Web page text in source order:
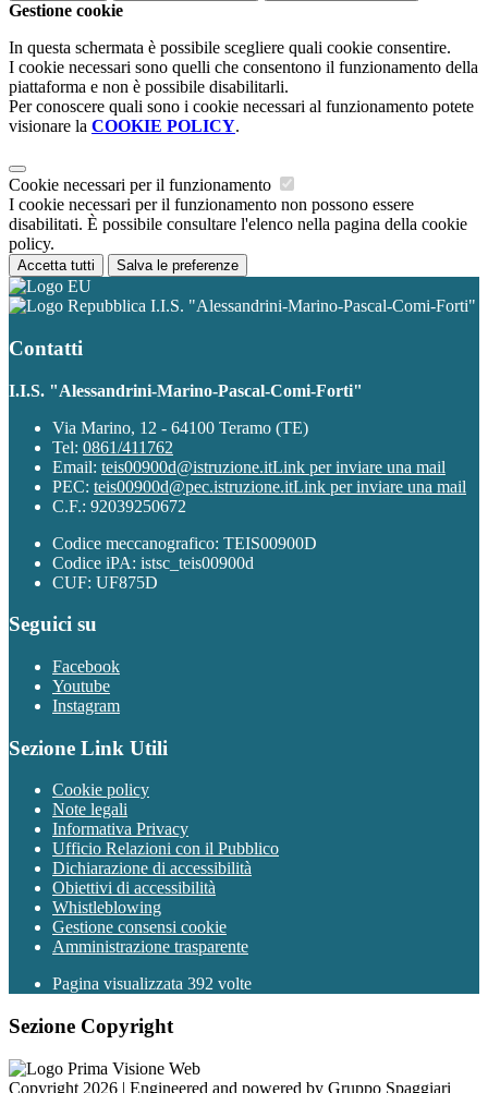
Gestione cookie
In questa schermata è possibile scegliere quali cookie consentire.
I cookie necessari sono quelli che consentono il funzionamento della
piattaforma e non è possibile disabilitarli.
Per conoscere quali sono i cookie necessari al funzionamento potete
visionare la COOKIE POLICY.
Cookie necessari per il funzionamento
I cookie necessari per il funzionamento non possono essere
disabilitati. È possibile consultare l'elenco nella pagina della cookie
policy.
Accetta tutti Salva le preferenze
I.I.S. "Alessandrini-Marino-Pascal-Comi-Forti"
Contatti
I.I.S. "Alessandrini-Marino-Pascal-Comi-Forti"
Via Marino, 12 - 64100 Teramo (TE)
Tel: 0861/411762
Email: teis00900d@istruzione.itLink per inviare una mail
PEC: teis00900d@pec.istruzione.itLink per inviare una mail
C.F.: 92039250672
Codice meccanografico: TEIS00900D
Codice iPA: istsc_teis00900d
CUF: UF875D
Seguici su
Facebook
Youtube
Instagram
Sezione Link Utili
Cookie policy
Note legali
Informativa Privacy
Ufficio Relazioni con il Pubblico
Dichiarazione di accessibilità
Obiettivi di accessibilità
Whistleblowing
Gestione consensi cookie
Amministrazione trasparente
Pagina visualizzata 392 volte
Sezione Copyright
Copyright 2026 | Engineered and powered by Gruppo Spaggiari